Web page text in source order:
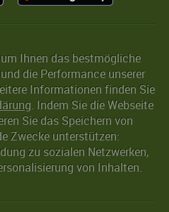
Ihnen das bestmögliche
die Performance unserer
Informationen finden Sie
. Indem Sie die Webseite
Sie das Speichern von
Zwecke unterstützen:
zu sozialen Netzwerken,
von Inhalten.